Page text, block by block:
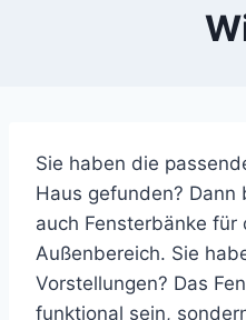
Sie haben die
Haus gefunden? Dann
auch Fensterbänke für
Außenbereich. Sie
Vorstellungen? Das
funktional sein,